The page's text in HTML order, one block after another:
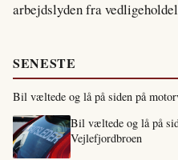
arbejdslyden fra
SENESTE
Bil væltede og lå på siden på
Bil væltede og lå på
Vejlefjordbroen